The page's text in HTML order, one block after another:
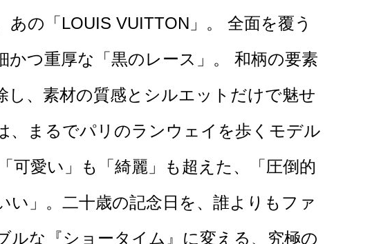
あの「LOUIS VUITTON」。 全面を覆う
かつ重厚な「黒のレース」。 和柄の要素
し、素材の質感とシルエットだけで魅せ
、まるでパリのランウェイを歩くモデル
可愛い」も「綺麗」も超えた、「圧倒的
い」。二十歳の記念日を、誰よりもファ
ルな『ショータイム』に変える、究極の